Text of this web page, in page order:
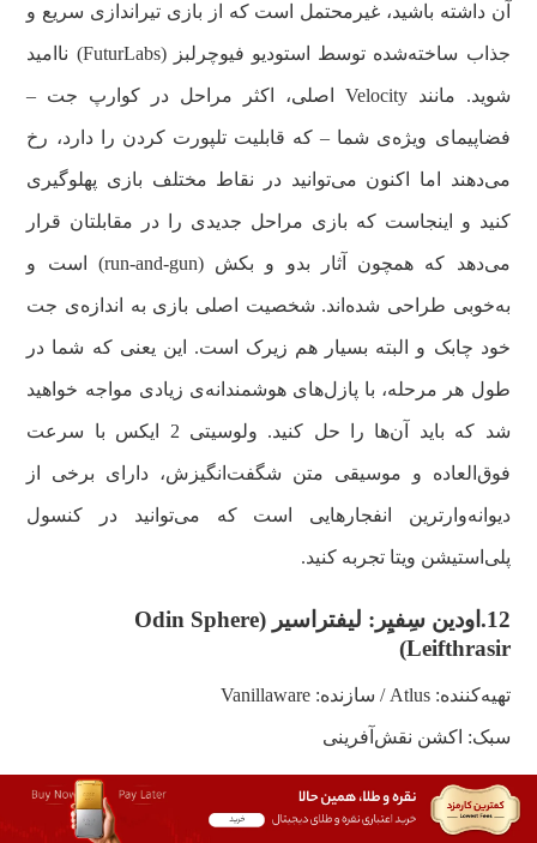
آن داشته باشید، غیرمحتمل است که از بازی تیراندازی سریع و
جذاب ساخته‌شده توسط استودیو فیوچرلبز (FuturLabs) ناامید
شوید. مانند Velocity اصلی، اکثر مراحل در کوارپ جت –
فضاپیمای ویژه‌ی شما – که قابلیت تلپورت کردن را دارد، رخ
می‌دهند اما اکنون می‌توانید در نقاط مختلف بازی پهلوگیری
کنید و اینجاست که بازی مراحل جدیدی را در مقابلتان قرار
می‌دهد که همچون آثار بدو و بکش (run-and-gun) است و
به‌خوبی طراحی شده‌اند. شخصیت اصلی بازی به اندازه‌ی جت
خود چابک و البته بسیار هم زیرک است. این یعنی که شما در
طول هر مرحله، با پازل‌های هوشمندانه‌ی زیادی مواجه خواهید
شد که باید آن‌ها را حل کنید. ولوسیتی 2 ایکس با سرعت
فوق‌العاده و موسیقی متن شگفت‌انگیزش، دارای برخی از
دیوانه‌وارترین انفجارهایی است که می‌توانید در کنسول
پلی‌استیشن ویتا تجربه کنید.
12. اودین سِفیِر: لیفتراسیر (Odin Sphere
Leifthrasir
)
تهیه‌کننده:Atlus / سازنده:Vanillaware
سبک: اکشن نقش‌آفرینی